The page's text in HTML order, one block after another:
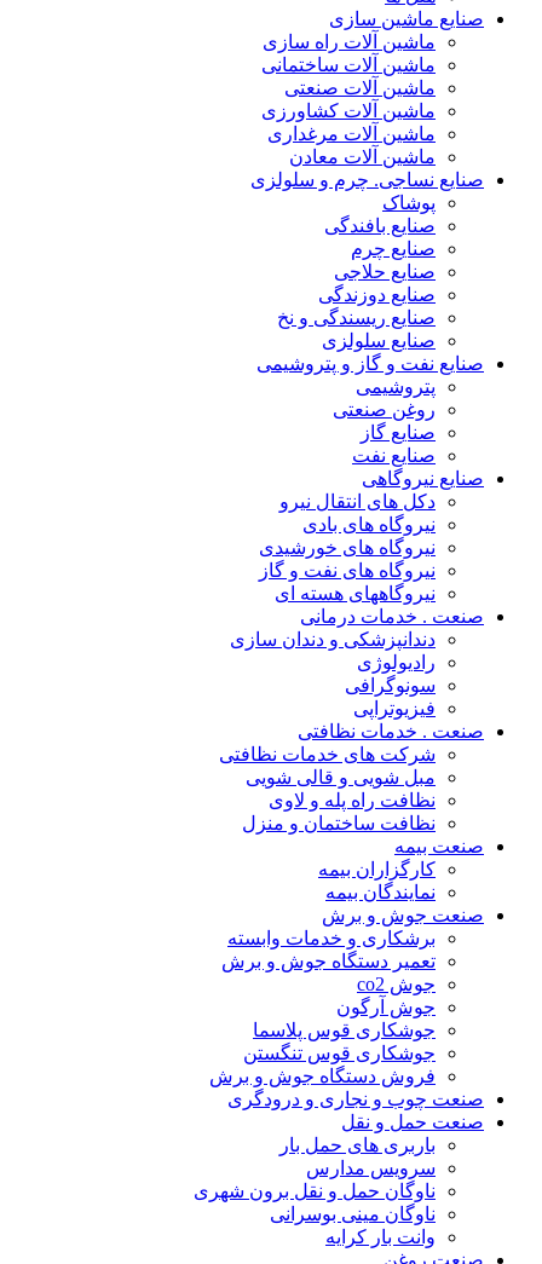
صنایع ماشین سازی
ماشین آلات راه سازی
ماشین آلات ساختمانی
ماشین آلات صنعتی
ماشین آلات کشاورزی
ماشین آلات مرغداری
ماشین آلات معادن
صنایع نساجی. چرم و سلولزی
پوشاک
صنایع بافندگی
صنایع چرم
صنایع حلاجی
صنایع دوزندگی
صنایع ریسندگی و نخ
صنایع سلولزی
صنایع نفت و گاز و پتروشیمی
پتروشیمی
روغن صنعتی
صنایع گاز
صنایع نفت
صنایع نیروگاهی
دکل های انتقال نیرو
نیروگاه های بادی
نیروگاه های خورشیدی
نیروگاه های نفت و گاز
نیروگاههای هسته ای
صنعت . خدمات درمانی
دندانپزشکی و دندان سازی
رادیولوژی
سونوگرافی
فیزیوتراپی
صنعت . خدمات نظافتی
شرکت های خدمات نظافتی
مبل شویی و قالی شویی
نظافت راه پله و لاوی
نظافت ساختمان و منزل
صنعت بیمه
کارگزاران بیمه
نمایندگان بیمه
صنعت جوش و برش
برشکاری و خدمات وابسته
تعمیر دستگاه جوش و برش
جوش co2
جوش آرگون
جوشکاری قوس پلاسما
جوشکاری قوس تنگستن
فروش دستگاه جوش و برش
صنعت چوب و نجاری و درودگری
صنعت حمل و نقل
باربری های حمل بار
سرویس مدارس
ناوگان حمل و نقل برون شهری
ناوگان مینی بوسرانی
وانت بار کرایه
صنعت روغن